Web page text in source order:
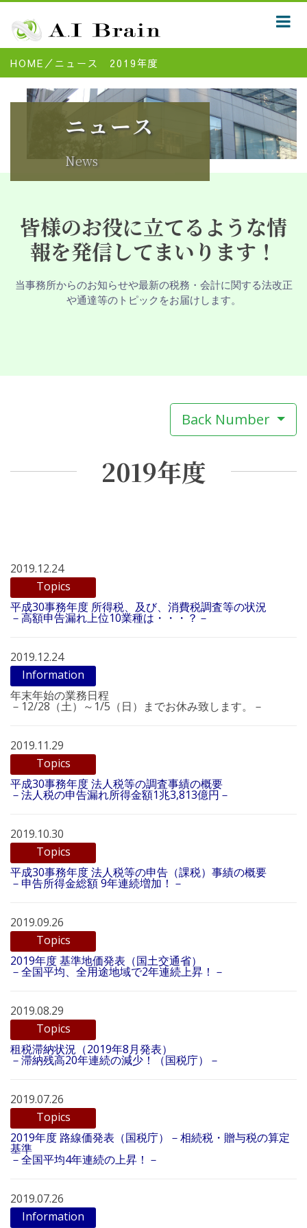
HOME ／ ニュース 2019年度
ニュース
News
皆様のお役に立てるような情
報を発信してまいります！
当事務所からのお知らせや最新の税務・会計に関する法改正
や通達等のトピックをお届けします。
Back Number
2019年度
2019.12.24
Topics
平成30事務年度 所得税、及び、消費税調査等の状況
－高額申告漏れ上位10業種は・・・？－
2019.12.24
Information
年末年始の業務日程
－12/28（土）～1/5（日）までお休み致します。－
2019.11.29
Topics
平成30事務年度 法人税等の調査事績の概要
－法人税の申告漏れ所得金額1兆3,813億円－
2019.10.30
Topics
平成30事務年度 法人税等の申告（課税）事績の概要
－申告所得金総額 9年連続増加！－
2019.09.26
Topics
2019年度 基準地価発表（国土交通省）
－全国平均、全用途地域で2年連続上昇！－
2019.08.29
Topics
租税滞納状況（2019年8月発表）
－滞納残高20年連続の減少！（国税庁）－
2019.07.26
Topics
2019年度 路線価発表（国税庁）－相続税・贈与税の算定
基準
－全国平均4年連続の上昇！－
2019.07.26
Information